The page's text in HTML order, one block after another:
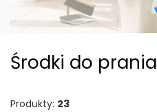
Środki do prania
Produkty: 23